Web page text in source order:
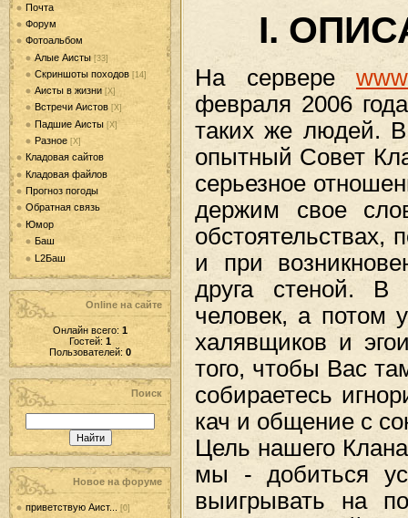
Почта
Форум
Фотоальбом
Алые Аисты [33]
Скриншоты походов [14]
Аисты в жизни [Х]
Встречи Аистов [Х]
Падшие Аисты [Х]
Разное [Х]
Кладовая сайтов
Кладовая файлов
Прогноз погоды
Обратная связь
Юмор
Баш
L2Баш
Online на сайте
Онлайн всего: 1
Гостей: 1
Пользователей: 0
Поиск
Новое на форуме
приветствую Аист... [0]
I.
На сервере
февраля 2006
таких же людей.
опытный Совет
серьезное
держим свое
обстоятельствах,
и при
друга стеной.
человек, а
халявщиков и
того, чтобы Вас
собираетесь
кач и общение с
Цель нашего
мы - добиться
выигрывать на